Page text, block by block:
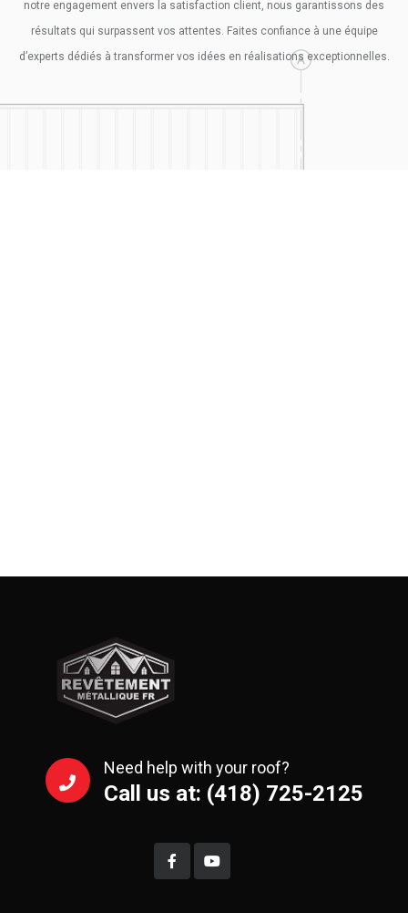
notre engagement envers la satisfaction client, nous garantissons des
résultats qui surpassent vos attentes. Faites confiance à une équipe
d’experts dédiés à transformer vos idées en réalisations exceptionnelles.
Need help with your roof?
Call us at: (418) 725-2125